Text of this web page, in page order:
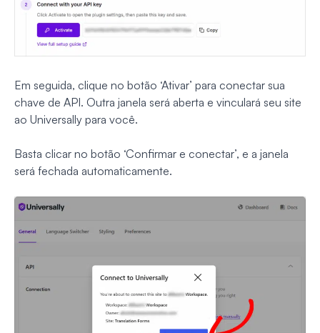
Em seguida, clique no botão ‘Ativar’ para conectar sua
chave de API. Outra janela será aberta e vinculará seu site
ao Universally para você.
Basta clicar no botão ‘Confirmar e conectar’, e a janela
será fechada automaticamente.